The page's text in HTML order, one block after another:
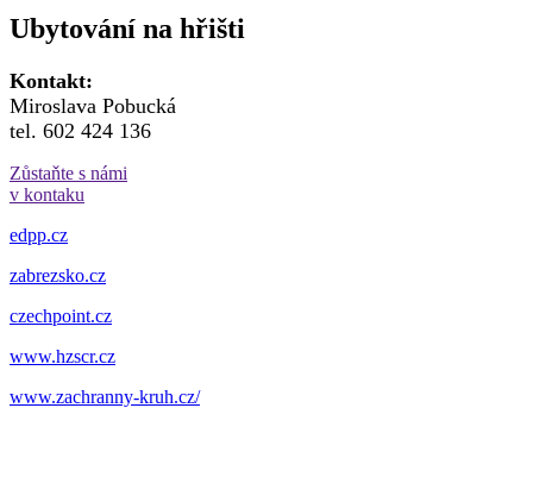
Ubytování na hřišti
Kontakt:
Miroslava Pobucká
tel. 602 424 136
Zůstaňte s námi
v kontaku
edpp.cz
zabrezsko.cz
czechpoint.cz
www.hzscr.cz
www.zachranny-kruh.cz/